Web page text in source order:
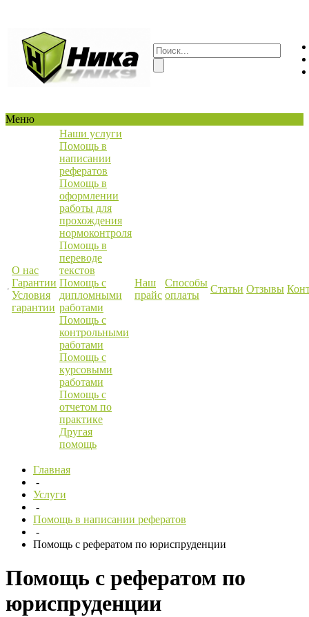
Меню
О нас
Гарантии
Условия
гарантии
Наши услуги
Помощь в
написании
рефератов
Помощь в
оформлении
работы для
прохождения
нормоконтроля
Помощь в
переводе
текстов
Помощь с
дипломными
работами
Помощь с
контрольными
работами
Помощь с
курсовыми
работами
Помощь с
отчетом по
практике
Другая
помощь
Наш
прайс
Способы
оплаты
Статьи Отзывы
Главная
-
Услуги
-
Помощь в написании рефератов
-
Помощь с рефератом по юриспруденции
Помощь с рефератом по
юриспруденции